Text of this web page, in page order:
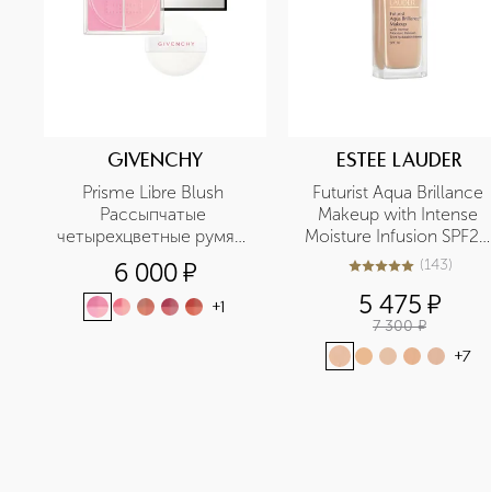
GIVENCHY
Prisme Libre Blush
Рассыпчатые
четырехцветные румяна
для лица
6 000¤
+1
ESTEE LAUDER
Futurist Aqua Brillance
Makeup with Intense
Moisture Infusion SPF20
Тональный крем,
SPF20
5из 5143 (143)
5 475 ¤
7 300 ¤
+7